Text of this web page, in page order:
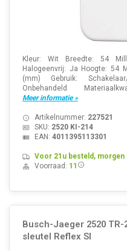
Kleur: Wit Breedte: 54
Halogeenvrij: Ja Hoogte: 54
(mm) Gebruik: Schakelaar/
Onbehandeld
Meer informatie »
Artikelnummer: 227521
SKU: 2520 KI-214
EAN: 4011395113301
Voor 21u besteld, morgen
Voorraad: 11
Busch-Jaeger 2520
sleutel Reflex SI